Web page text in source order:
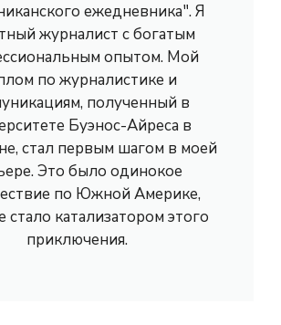
ежедневника". Я
журналист с богатым
опытом. Мой
по журналистике и
полученный в
Буэнос-Айреса в
стал первым шагом в моей
Это было одинокое
по Южной Америке,
стало катализатором этого
приключения.